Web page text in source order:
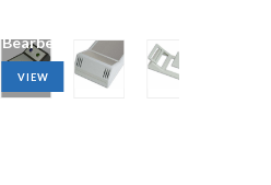
Bearbeitung
VIEW